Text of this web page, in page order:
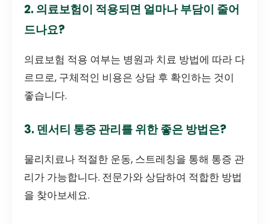
2. 의료보험이 적용되면 얼마나 부담이 줄어
드나요?
의료보험 적용 여부는 병원과 치료 방법에 따라 다
르므로, 구체적인 비용은 상담 후 확인하는 것이
좋습니다.
3. 덴서티 통증 관리를 위한 좋은 방법은?
물리치료나 적절한 운동, 스트레칭을 통해 통증 관
리가 가능합니다. 전문가와 상담하여 적합한 방법
을 찾아보세요.